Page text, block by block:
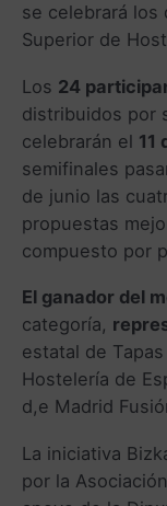
se celebrará los
Superior de
Los 24
distribuidos por
celebrarán el 11
semifinales
de junio las
propuestas
compuesto por
El ganador del
categoría,
estatal de
Hostelería de
d,e Madrid
La iniciativa
por la